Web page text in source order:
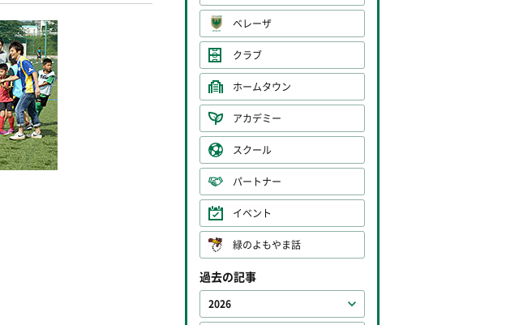
ベレーザ
クラブ
ホームタウン
アカデミー
スクール
パートナー
イベント
緑のよもやま話
過去の記事
2026